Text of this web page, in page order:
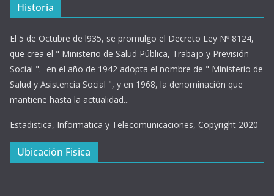
Historia
El 5 de Octubre de l935, se promulgo el Decreto Ley Nº 8124,
que crea el " Ministerio de Salud Pública, Trabajo y Previsión
Social ".- en el año de 1942 adopta el nombre de " Ministerio de
Salud y Asistencia Social ", y en 1968, la denominación que
mantiene hasta la actualidad...
Estadistica, Informatica y Telecomunicaciones, Copyright 2020
Ubicación Fisica